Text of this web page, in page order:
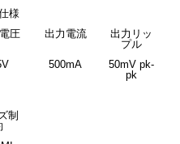
様
圧 出力電流
出力リッ
プル
500mA
50mV pk-
pk
制